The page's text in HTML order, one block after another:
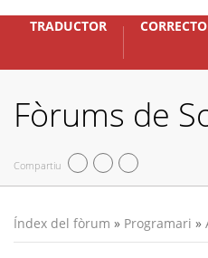
TRADUCTOR
Fòrums de
Compartiu
Índex del fòrum » Programari »